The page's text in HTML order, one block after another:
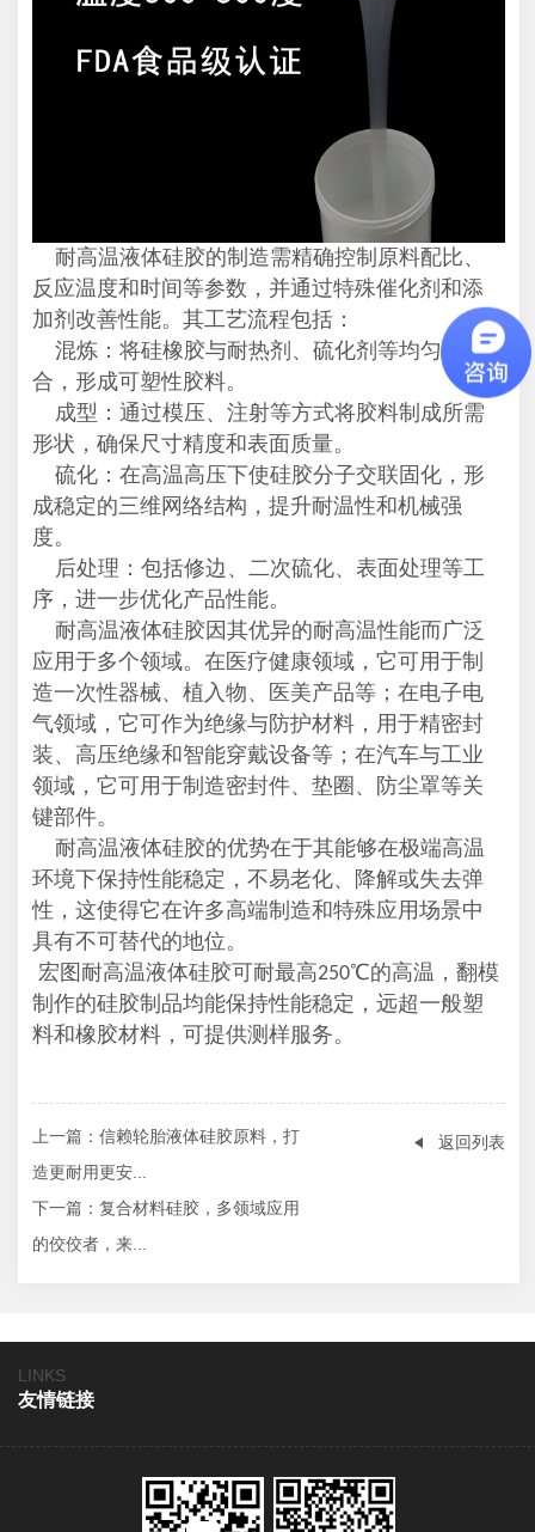
耐高温液体硅胶的制造需精确控制原料配比、
反应温度和时间等参数，并通过特殊催化剂和添
加剂改善性能。其工艺流程包括：
混炼：将硅橡胶与耐热剂、硫化剂等均匀混
合，形成可塑性胶料。
成型：通过模压、注射等方式将胶料制成所需
形状，确保尺寸精度和表面质量。
硫化：在高温高压下使硅胶分子交联固化，形
成稳定的三维网络结构，提升耐温性和机械强
度。
后处理：包括修边、二次硫化、表面处理等工
序，进一步优化产品性能。
耐高温液体硅胶因其优异的耐高温性能而广泛
应用于多个领域。在医疗健康领域，它可用于制
造一次性器械、植入物、医美产品等；在电子电
气领域，它可作为绝缘与防护材料，用于精密封
装、高压绝缘和智能穿戴设备等；在汽车与工业
领域，它可用于制造密封件、垫圈、防尘罩等关
键部件。
耐高温液体硅胶的优势在于其能够在极端高温
环境下保持性能稳定，不易老化、降解或失去弹
性，这使得它在许多高端制造和特殊应用场景中
具有不可替代的地位。
宏图耐高温液体硅胶可耐最高250℃的高温，翻模
制作的硅胶制品均能保持性能稳定，远超一般塑
料和橡胶材料，可提供测样服务。
上一篇 ：信赖轮胎液体硅胶原料，打
造更耐用更安...
下一篇 ：复合材料硅胶，多领域应用
的佼佼者，来...
返回列表
LINKS
友情链接